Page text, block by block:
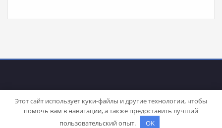
WordPress | Theme: Stacyby SpiceThemes
Этот сайт использует куки-файлы и другие технологии, чтобы
помочь вам в навигации, а также предоставить лучший
пользовательский опыт.
OK